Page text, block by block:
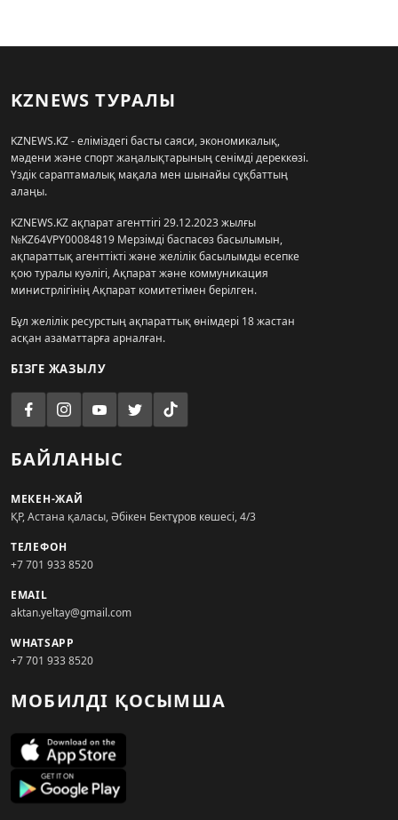
KZNEWS ТУРАЛЫ
KZNEWS.KZ - еліміздегі басты саяси, экономикалық,
мәдени және спорт жаңалықтарының сенімді дереккөзі.
Үздік сараптамалық мақала мен шынайы сұқбаттың
алаңы.
KZNEWS.KZ ақпарат агенттігі 29.12.2023 жылғы
№KZ64VPY00084819 Мерзімді баспасөз басылымын,
ақпараттық агенттікті және желілік басылымды есепке
қою туралы куәлігі, Ақпарат және коммуникация
министрлігінің Ақпарат комитетімен берілген.
Бұл желілік ресурстың ақпараттық өнімдері 18 жастан
асқан азаматтарға арналған.
БІЗГЕ ЖАЗЫЛУ
БАЙЛАНЫС
МЕКЕН-ЖАЙ
ҚР, Астана қаласы, Әбікен Бектұров көшесі, 4/3
ТЕЛЕФОН
+7 701 933 8520
EMAIL
aktan.yeltay@gmail.com
WHATSAPP
+7 701 933 8520
МОБИЛДІ ҚОСЫМША